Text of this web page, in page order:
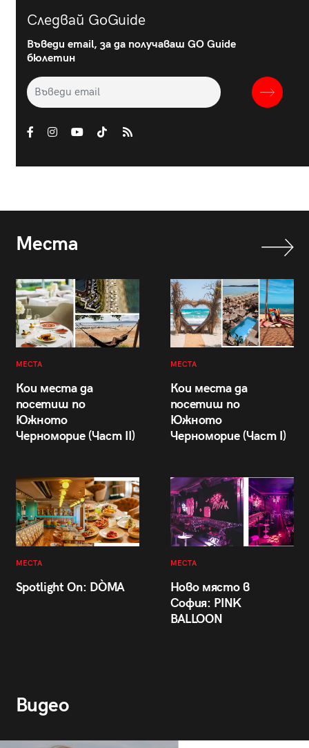
Следвай GoGuide
Въведи email, за да получаваш GO Guide
бюлетин
Места
МЕСТА
Кои места да
посетиш по
Южното
Черноморие (Част II)
МЕСТА
Кои места да
посетиш по
Южното
Черноморие (Част I)
МЕСТА
Spotlight On: DÒMA
МЕСТА
Ново място в
София: PINK
BALLOON
Видео